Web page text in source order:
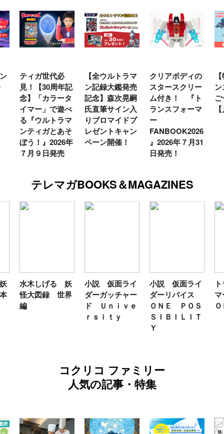
ティガ世代必
見！【30周年記
念】「カラータ
イマー」で遊べ
る『ウルトラマ
ンティガとあそ
ぼう！』2026年
７月９日発売
【全ウルトラマ
ン記録大鑑発売
記念】森次晃嗣
氏直筆サイン入
りブロマイドプ
レゼントキャン
ペーン開催！
クリアボディの
スタースクリー
ム付き！ 『ト
ランスフォーマ
ー
FANBOOK2026
』2026年７月31
日発売！
テレマガBOOKS＆MAGAZINES
水木しげる 妖
怪大図録 世界
編
小説 仮面ライ
ダーガッチャー
ド Ｕｎｉｖｅ
ｒｓｉｔｙ
小説 仮面ライ
ダーリバイス
ＯＮＥ ＰＯＳ
ＳＩＢＩＬＩＴ
Ｙ
コクリコ ファミリー
人気の記事・特集